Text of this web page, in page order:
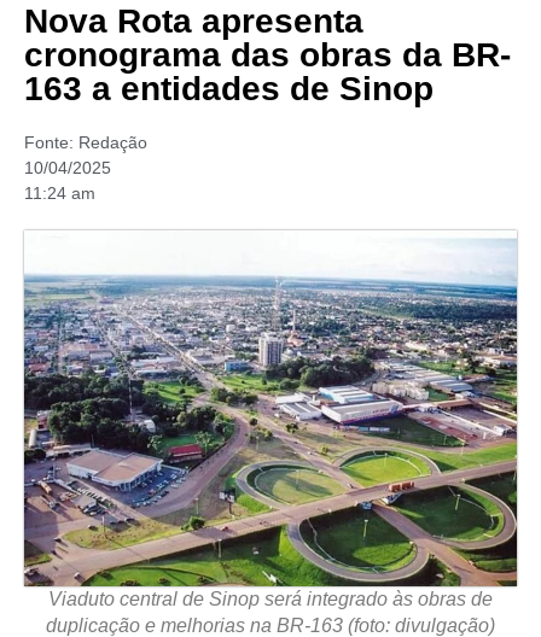
Nova Rota apresenta
cronograma das obras da BR-
163 a entidades de Sinop
Fonte: Redação
10/04/2025
11:24 am
Viaduto central de Sinop será integrado às obras de
duplicação e melhorias na BR-163 (foto: divulgação)